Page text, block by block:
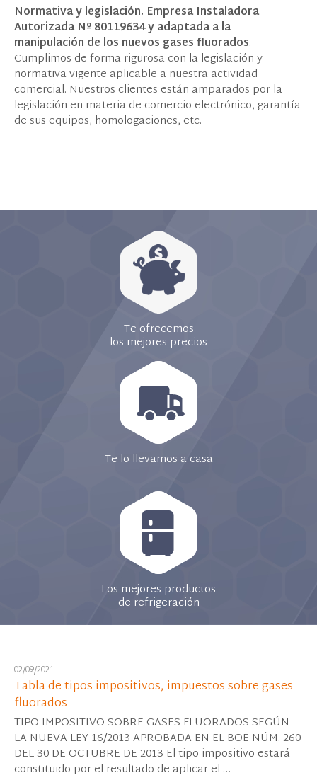
Normativa y legislación. Empresa Instaladora
Autorizada Nº 80119634 y adaptada a la
manipulación de los nuevos gases fluorados.
Cumplimos de forma rigurosa con la legislación y
normativa vigente aplicable a nuestra actividad
comercial. Nuestros clientes están amparados por la
legislación en materia de comercio electrónico, garantía
de sus equipos, homologaciones, etc.
Te ofrecemos
los mejores precios
Te lo llevamos a casa
Los mejores productos
de refrigeración
02/09/2021
Tabla de tipos impositivos, impuestos sobre gases
fluorados
TIPO IMPOSITIVO SOBRE GASES FLUORADOS SEGÚN
LA NUEVA LEY 16/2013 APROBADA EN EL BOE NÚM. 260
DEL 30 DE OCTUBRE DE 2013 El tipo impositivo estará
constituido por el resultado de aplicar el …